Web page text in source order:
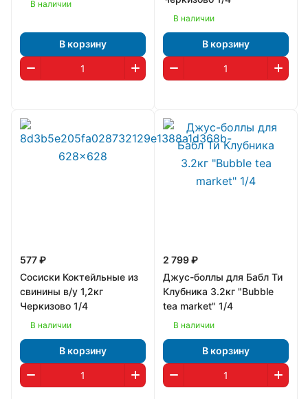
В наличии
В корзину
В наличии
В корзину
577 ₽
Сосиски Коктейльные из
свинины в/у 1,2кг
Черкизово 1/4
В наличии
В корзину
2 799 ₽
Джус-боллы для Бабл Ти
Клубника 3.2кг "Bubble
tea market" 1/4
В наличии
В корзину